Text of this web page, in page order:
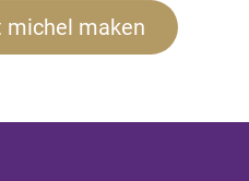
michel maken